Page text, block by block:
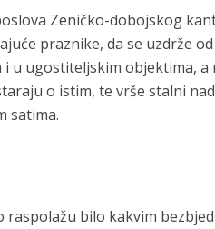
Zeničko-dobojskog
praznike, da se uzdrže
u ugostiteljskim objektima,
o istim, te vrše stalni
satima.
raspolažu bilo kakvim